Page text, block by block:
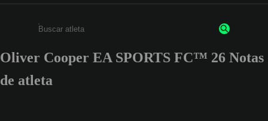
Insira pelo menos 3 caracteres ou números
Oliver Cooper EA SPORTS FC™ 26 Notas
de atleta